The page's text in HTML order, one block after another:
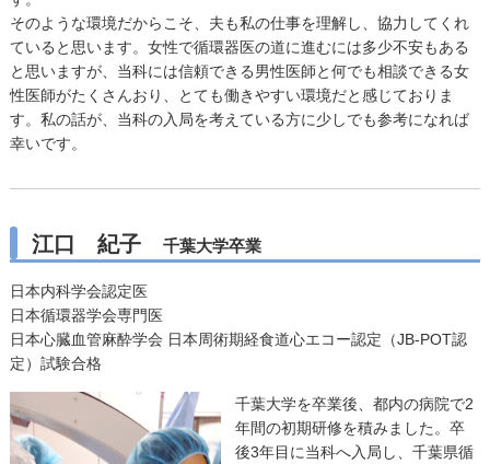
そのような環境だからこそ、夫も私の仕事を理解し、協力してくれ
ていると思います。女性で循環器医の道に進むには多少不安もある
と思いますが、当科には信頼できる男性医師と何でも相談できる女
性医師がたくさんおり、とても働きやすい環境だと感じておりま
す。私の話が、当科の入局を考えている方に少しでも参考になれば
幸いです。
江口 紀子 千葉大学卒業
日本内科学会認定医
日本循環器学会専門医
日本心臓血管麻酔学会 日本周術期経食道心エコー認定（JB-POT認
定）試験合格
千葉大学を卒業後、都内の病院で2
年間の初期研修を積みました。卒
後3年目に当科へ入局し、千葉県循